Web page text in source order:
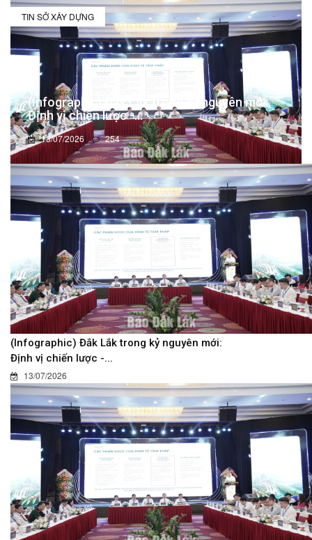
TIN SỞ XÂY DỰNG
(Infographic) Đắk Lắk trong kỷ nguyên mới:
Định vị chiến lược -...
13/07/2026 254
(Infographic) Đắk Lắk trong kỷ nguyên mới:
Định vị chiến lược -...
13/07/2026